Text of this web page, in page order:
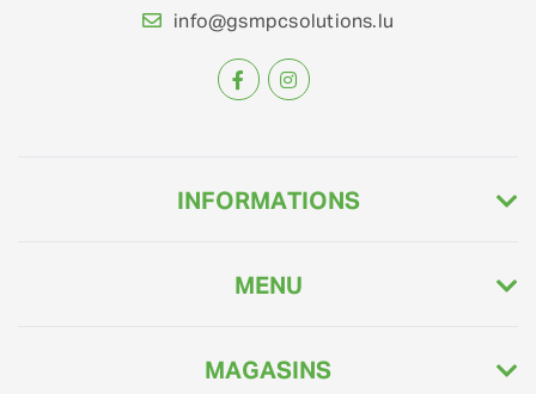
info@gsmpcsolutions.lu
INFORMATIONS
MENU
MAGASINS